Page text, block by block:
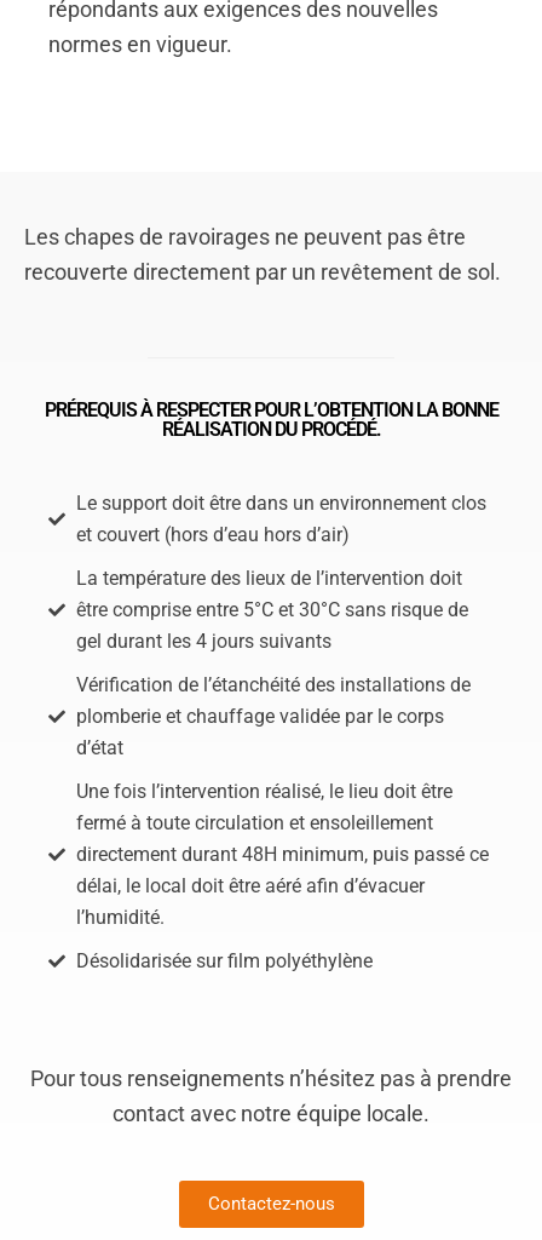
répondants aux exigences des nouvelles
normes en vigueur.
Les chapes de ravoirages ne peuvent pas être
recouverte directement par un revêtement de sol.
PRÉREQUIS À RESPECTER POUR L’OBTENTION LA BONNE
RÉALISATION DU PROCÉDÉ.
Le support doit être dans un environnement clos
et couvert (hors d’eau hors d’air)
La température des lieux de l’intervention doit
être comprise entre 5°C et 30°C sans risque de
gel durant les 4 jours suivants
Vérification de l’étanchéité des installations de
plomberie et chauffage validée par le corps
d’état
Une fois l’intervention réalisé, le lieu doit être
fermé à toute circulation et ensoleillement
directement durant 48H minimum, puis passé ce
délai, le local doit être aéré afin d’évacuer
l’humidité.
Désolidarisée sur film polyéthylène
Pour tous renseignements n’hésitez pas à prendre
contact avec notre équipe locale.
Contactez-nous